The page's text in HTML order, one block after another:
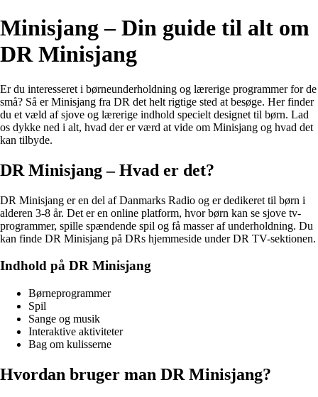
Minisjang – Din guide til alt om
DR Minisjang
Er du interesseret i børneunderholdning og lærerige programmer for de
små? Så er Minisjang fra DR det helt rigtige sted at besøge. Her finder
du et væld af sjove og lærerige indhold specielt designet til børn. Lad
os dykke ned i alt, hvad der er værd at vide om Minisjang og hvad det
kan tilbyde.
DR Minisjang – Hvad er det?
DR Minisjang er en del af Danmarks Radio og er dedikeret til børn i
alderen 3-8 år. Det er en online platform, hvor børn kan se sjove tv-
programmer, spille spændende spil og få masser af underholdning. Du
kan finde DR Minisjang på DRs hjemmeside under DR TV-sektionen.
Indhold på DR Minisjang
Børneprogrammer
Spil
Sange og musik
Interaktive aktiviteter
Bag om kulisserne
Hvordan bruger man DR Minisjang?